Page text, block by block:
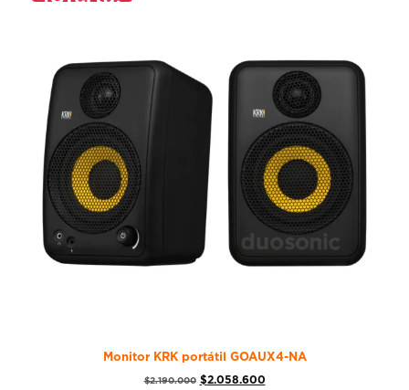
Monitor KRK portátil GOAUX4-NA
$2.190.000 $2.058.600